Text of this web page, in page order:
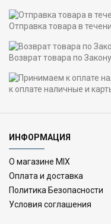
Отправка товара в
Возврат товара по
к оплате наличные и
ИНФОРМАЦИЯ
О магазине MIX
Оплата и доставка
Политика Безопасности
Условия соглашения